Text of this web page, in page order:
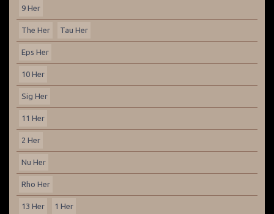
9 Her
The Her Tau Her
Eps Her
10 Her
Sig Her
11 Her
2 Her
Nu Her
Rho Her
13 Her 1 Her